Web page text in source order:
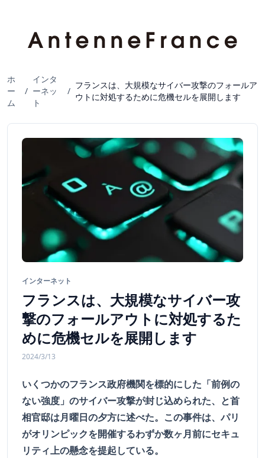
ホ
ー
ム
/
インタ
ーネッ
ト
/
フランスは、大規模なサイバー攻撃のフォールア
ウトに対処するために危機セルを展開します
インターネット
フランスは、大規模なサイバー攻
撃のフォールアウトに対処するた
めに危機セルを展開します
2024/3/13
いくつかのフランス政府機関を標的にした「前例の
ない強度」のサイバー攻撃が封じ込められた、と首
相官邸は月曜日の夕方に述べた。この事件は、パリ
がオリンピックを開催するわずか数ヶ月前にセキュ
リティ上の懸念を提起している。